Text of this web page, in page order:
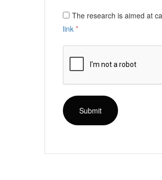
The research is aimed at
link *